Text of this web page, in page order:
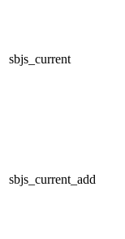
sbjs_current
sbjs_current_add